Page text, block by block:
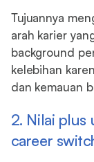
Tujuannya
arah karier
background
kelebihan
dan kemauan
2. Nilai plus
career